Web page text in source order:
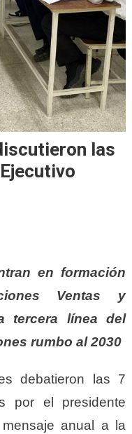
las
en formación
Ventas y
tercera línea del
rumbo al 2030
debatieron las 7
por el presidente
anual a la